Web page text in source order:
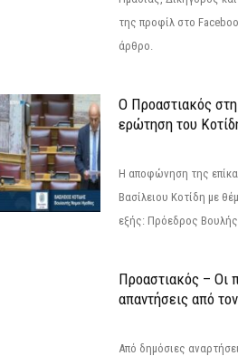
της προφίλ στο
άρθρο.
Ο Προαστιακός
ερώτηση του
Η αποφώνηση της
Βασίλειου Κοτίδη με
εξής: Πρόεδρος
Προαστιακός – Οι
απαντήσεις από
Από δημόσιες